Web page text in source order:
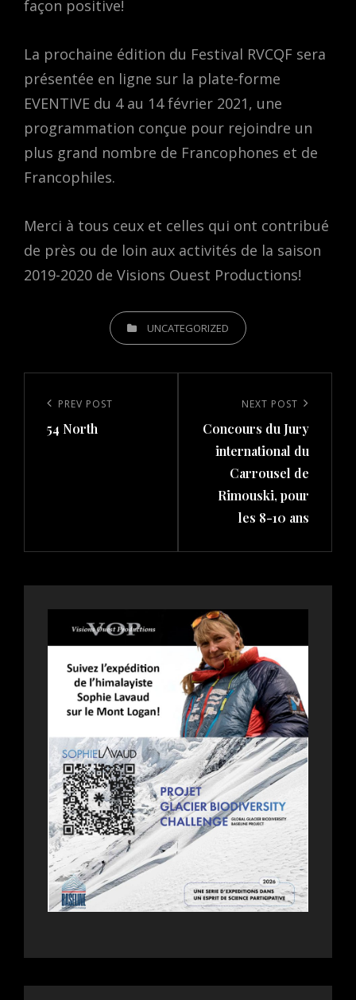
façon positive!
La prochaine édition du Festival RVCQF sera
présentée en ligne sur la plate-forme
EVENTIVE du 4 au 14 février 2021, une
programmation conçue pour rejoindre un
plus grand nombre de Francophones et de
Francophiles.
Merci à tous ceux et celles qui ont contribué
de près ou de loin aux activités de la saison
2019-2020 de Visions Ouest Productions!
CATEGORIESUNCATEGORIZED
navigation
Previous
Post
PREV POST
54 North
Post
NEXT POST
Concours du Jury
international du
Carrousel de
Rimouski, pour
les 8-10 ans